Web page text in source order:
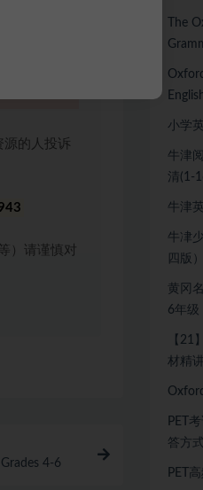
并登录
意一个
源的人投诉
）请谨慎对
4-6
The
小学
牛津
清(1-
牛津
牛冿
四版）
黄冈
6年级
【21
材精
PET
答方
PET